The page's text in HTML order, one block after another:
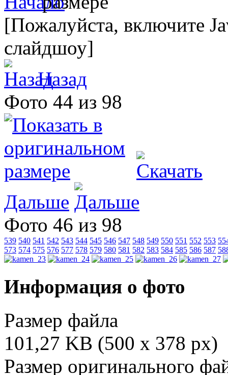
[Пожалуйста, включите
слайдшоу]
Назад
Фото 44 из 98
Дальше
Фото 46 из 98
539 540 541 542 543 544 545 546 547 548 549 550 551 552 553
573 574 575 576 577 578 579 580 581 582 583 584 585 586 587
Информация о фото
Размер файла
101,27 KB (500 x 378 px)
Размер оригинального